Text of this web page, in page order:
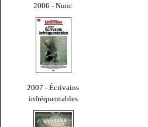
2006 - Nunc
2007 - Écrivains
infréquentables